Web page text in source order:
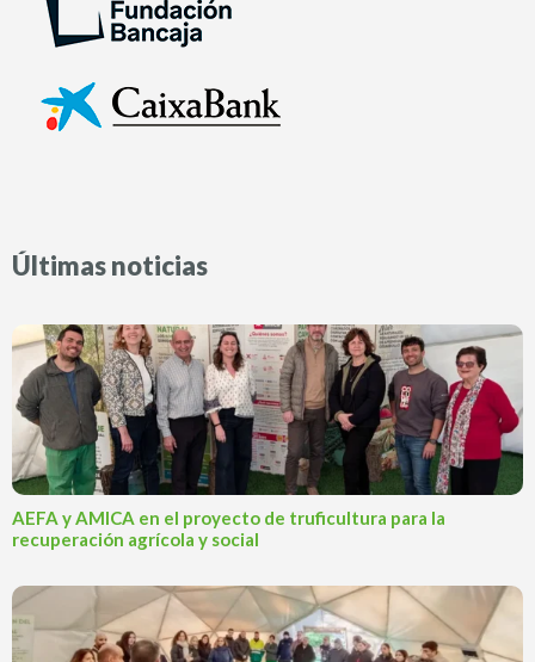
Últimas noticias
AEFA y AMICA en el proyecto de truficultura para la
recuperación agrícola y social